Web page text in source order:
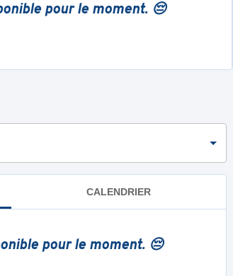
pour le moment. 😔
CALENDRIER
pour le moment. 😔